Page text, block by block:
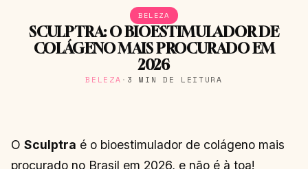
BELEZA
SCULPTRA: O BIOESTIMULADOR DE
COLÁGENO MAIS PROCURADO EM
2026
BELEZA · 3 MIN DE LEITURA
O Sculptra é o bioestimulador de colágeno mais
procurado no Brasil em 2026, e não é à toa!